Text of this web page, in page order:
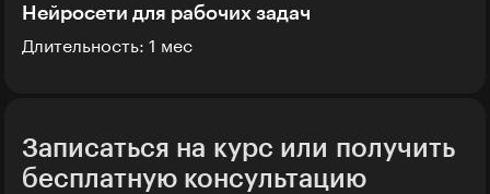
Нейросети для рабочих задач
Длительность: 1 мес
Записаться на курс или получить
бесплатную консультацию